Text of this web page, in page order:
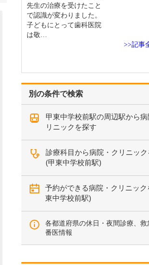
別の条件で検索
甲東中学校前駅の周辺駅から病
リニックを探す
診療科目から病院・クリニック
(甲東中学校前駅)
予約ができる病院・クリニック
東中学校前駅)
各都道府県の休日・夜間診療、救
番医情報
先生の治療を受けたこと
で認識が変わりました。
子どもにとって歯科医院
は敬…
>>記事